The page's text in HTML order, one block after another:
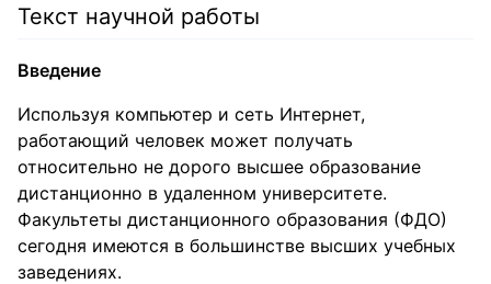
Текст научной работы
Введение
Используя компьютер и сеть Интернет,
работающий человек может получать
относительно не дорого высшее образование
дистанционно в удаленном университете.
Факультеты дистанционного образования (ФДО)
сегодня имеются в большинстве высших учебных
заведениях.